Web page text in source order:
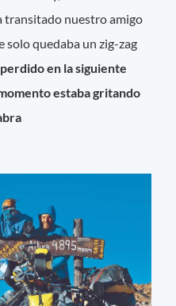
transitado nuestro amigo
solo quedaba un zig-zag
en la siguiente
estaba gritando